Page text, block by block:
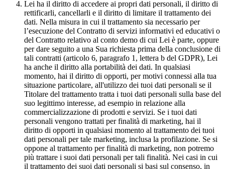
Lei ha il diritto di accedere ai propri dati personali, il diritto di
rettificarli, cancellarli e il diritto di limitare il trattamento dei
dati. Nella misura in cui il trattamento sia necessario per
l’esecuzione del Contratto di servizi informativi ed educativi o
del Contratto relativo al conto demo di cui Lei è parte, oppure
per dare seguito a una Sua richiesta prima della conclusione di
tali contratti (articolo 6, paragrafo 1, lettera b del GDPR), Lei
ha anche il diritto alla portabilità dei dati. In qualsiasi
momento, hai il diritto di opporti, per motivi connessi alla tua
situazione particolare, all'utilizzo dei tuoi dati personali se il
Titolare del trattamento tratta i tuoi dati personali sulla base del
suo legittimo interesse, ad esempio in relazione alla
commercializzazione di prodotti e servizi. Se i tuoi dati
personali vengono trattati per finalità di marketing, hai il
diritto di opporti in qualsiasi momento al trattamento dei tuoi
dati personali per tale marketing, inclusa la profilazione. Se si
oppone al trattamento per finalità di marketing, non potremo
più trattare i suoi dati personali per tali finalità. Nei casi in cui
il trattamento dei suoi dati personali si basi sul consenso, in